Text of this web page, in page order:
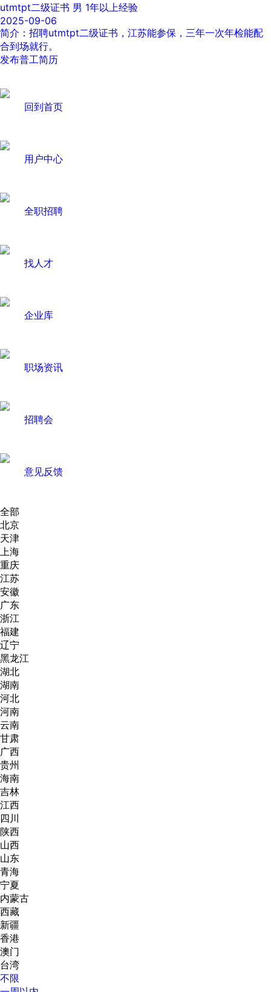
utmtpt二级证书 男 1年以上经验
2025-09-06
简介：招聘utmtpt二级证书，江苏能参保，三年一次年检能配
合到场就行。
发布普工简历
回到首页
用户中心
全职招聘
找人才
企业库
职场资讯
招聘会
意见反馈
全部
北京
天津
上海
重庆
江苏
安徽
广东
浙江
福建
辽宁
黑龙江
湖北
湖南
河北
河南
云南
甘肃
广西
贵州
海南
吉林
江西
四川
陕西
山西
山东
青海
宁夏
内蒙古
西藏
新疆
香港
澳门
台湾
不限